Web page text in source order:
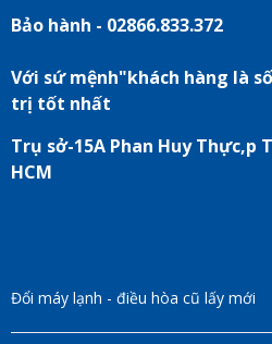
Bảo hành - 02866.833.372
Với sứ mệnh"khách hàng là
trị tốt nhất
Trụ sở-15A Phan Huy Thực,p
HCM
Đổi máy lạnh - điều hòa cũ lấy mới